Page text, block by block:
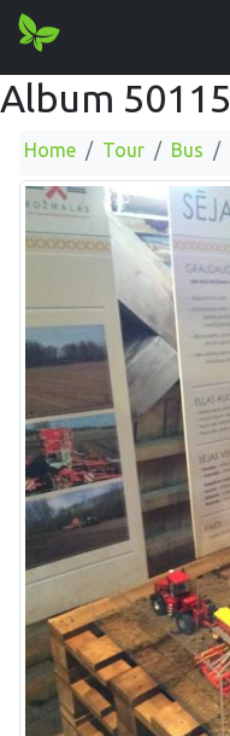
Album 50115
Home Tour Bus